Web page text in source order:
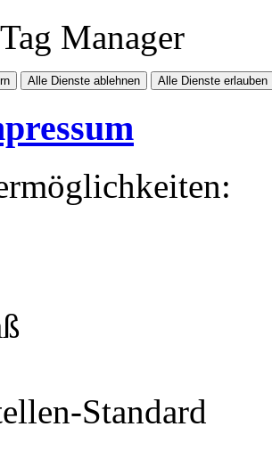
Manager
Alle Dienste ablehnen Alle Dienste erlauben
Standard